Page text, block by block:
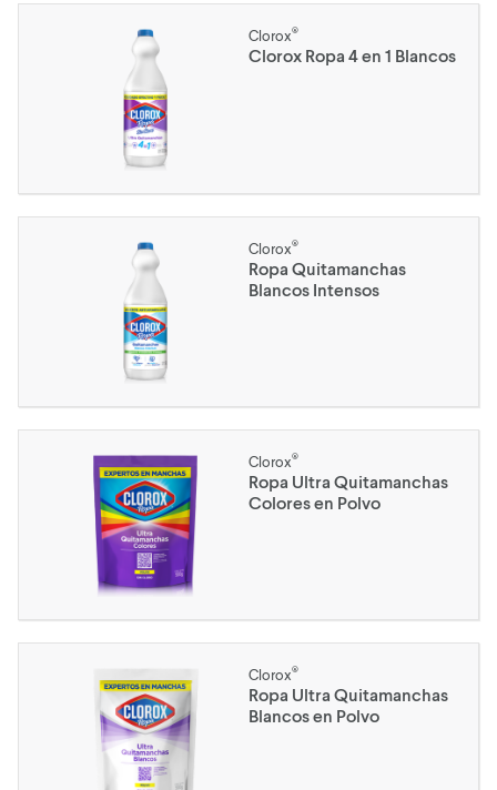
Clorox®
Clorox Ropa 4 en 1 Blancos
Clorox®
Ropa Quitamanchas
Blancos Intensos
Clorox®
Ropa Ultra Quitamanchas
Colores en Polvo
Clorox®
Ropa Ultra Quitamanchas
Blancos en Polvo